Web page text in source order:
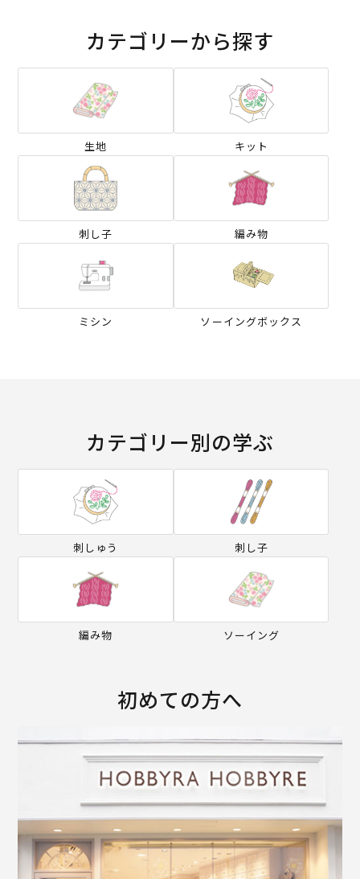
カテゴリーから探す
生地 キット
刺し子 編み物
ミシン ソーイングボックス
カテゴリー別の学ぶ
刺しゅう 刺し子
編み物 ソーイング
初めての方へ